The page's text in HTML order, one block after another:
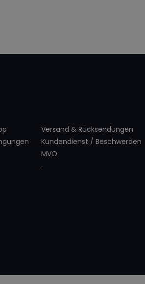
Versand & Rücksendungen
Kundendienst / Beschwerden
MVO
.